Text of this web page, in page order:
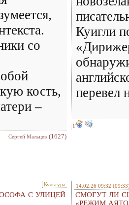
со
кость,
–
Сергей Мальцев (1627)
Куигли
перевел
1
Культура
С УЛИЦЕЙ
14.02.26 09:32
СМОГУТ ЛИ
«РЕЖИМ